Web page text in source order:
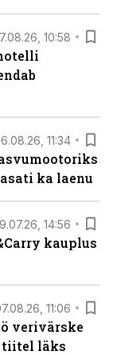
10:58
11:34
ka laenu
14:56
kauplus
11:06
verivärske
tiitel läks